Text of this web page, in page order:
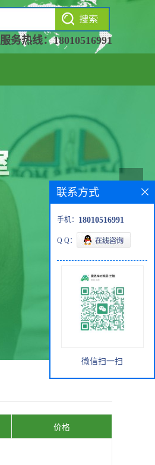
服务热线：18010516991
价格
联系方式
手机： 18010516991
Q Q：
微信扫一扫